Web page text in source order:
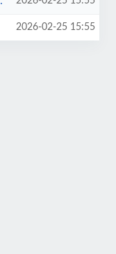
2026-02-25 15:55